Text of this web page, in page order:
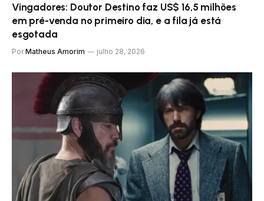
Vingadores: Doutor Destino faz US$ 16,5 milhões
em pré-venda no primeiro dia, e a fila já está
esgotada
Por Matheus Amorim julho 28, 2026